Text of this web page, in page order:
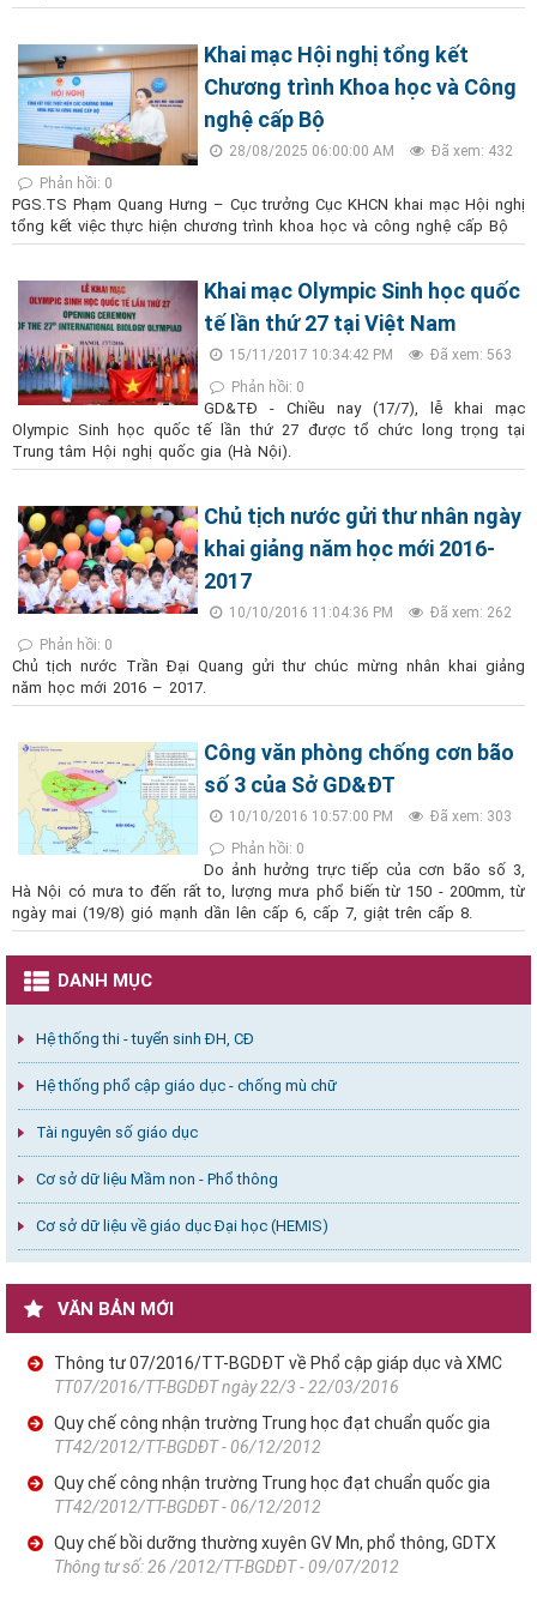
Khai mạc Hội nghị tổng kết
Chương trình Khoa học và Công
nghệ cấp Bộ
28/08/2025 06:00:00 AM
Đã xem: 432
Phản hồi: 0
PGS.TS Phạm Quang Hưng – Cục trưởng Cục KHCN khai mạc Hội nghị
tổng kết việc thực hiện chương trình khoa học và công nghệ cấp Bộ
Khai mạc Olympic Sinh học quốc
tế lần thứ 27 tại Việt Nam
15/11/2017 10:34:42 PM
Đã xem: 563
Phản hồi: 0
GD&TĐ - Chiều nay (17/7), lễ khai mạc
Olympic Sinh học quốc tế lần thứ 27 được tổ chức long trọng tại
Trung tâm Hội nghị quốc gia (Hà Nội).
Chủ tịch nước gửi thư nhân ngày
khai giảng năm học mới 2016-
2017
10/10/2016 11:04:36 PM
Đã xem: 262
Phản hồi: 0
Chủ tịch nước Trần Đại Quang gửi thư chúc mừng nhân khai giảng
năm học mới 2016 – 2017.
Công văn phòng chống cơn bão
số 3 của Sở GD&ĐT
10/10/2016 10:57:00 PM
Đã xem: 303
Phản hồi: 0
Do ảnh hưởng trực tiếp của cơn bão số 3,
Hà Nội có mưa to đến rất to, lượng mưa phổ biến từ 150 - 200mm, từ
ngày mai (19/8) gió mạnh dần lên cấp 6, cấp 7, giật trên cấp 8.
DANH MỤC
Hệ thống thi - tuyển sinh ĐH, CĐ
Hệ thống phổ cập giáo dục - chống mù chữ
Tài nguyên số giáo dục
Cơ sở dữ liệu Mầm non - Phổ thông
Cơ sở dữ liệu về giáo dục Đại học (HEMIS)
VĂN BẢN MỚI
Thông tư 07/2016/TT-BGDĐT về Phổ cập giáp dục và XMC
TT07/2016/TT-BGDĐT ngày 22/3 - 22/03/2016
Quy chế công nhận trường Trung học đạt chuẩn quốc gia
TT42/2012/TT-BGDĐT - 06/12/2012
Quy chế công nhận trường Trung học đạt chuẩn quốc gia
TT42/2012/TT-BGDĐT - 06/12/2012
Quy chế bồi dưỡng thường xuyên GV Mn, phổ thông, GDTX
Thông tư số: 26 /2012/TT-BGDĐT - 09/07/2012